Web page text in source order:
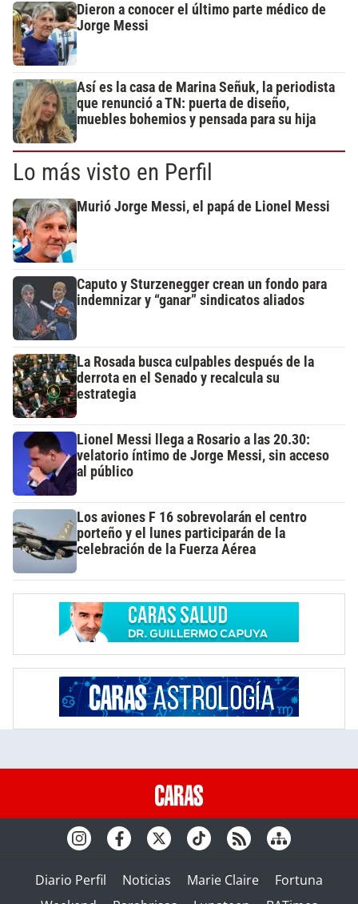
Dieron a conocer el último parte médico de
Jorge Messi
Así es la casa de Marina Señuk, la periodista
que renunció a TN: puerta de diseño,
muebles bohemios y pensada para su hija
Lo más visto en Perfil
Murió Jorge Messi, el papá de Lionel Messi
Caputo y Sturzenegger crean un fondo para
indemnizar y “ganar” sindicatos aliados
La Rosada busca culpables después de la
derrota en el Senado y recalcula su
estrategia
Lionel Messi llega a Rosario a las 20.30:
velatorio íntimo de Jorge Messi, sin acceso
al público
Los aviones F 16 sobrevolarán el centro
porteño y el lunes participarán de la
celebración de la Fuerza Aérea
Diario Perfil Noticias Marie Claire
Fortuna